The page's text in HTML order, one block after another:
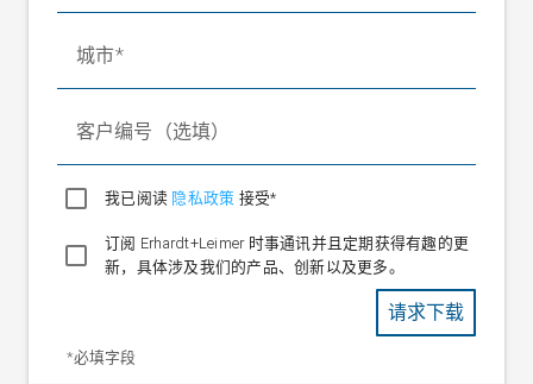
城市
客户编号（选填）
我已阅读 隐私政策 接受*
订阅 Erhardt+Leimer 时事通讯并且定期获得有趣的更
新，具体涉及我们的产品、创新以及更多。
*必填字段
请求下载